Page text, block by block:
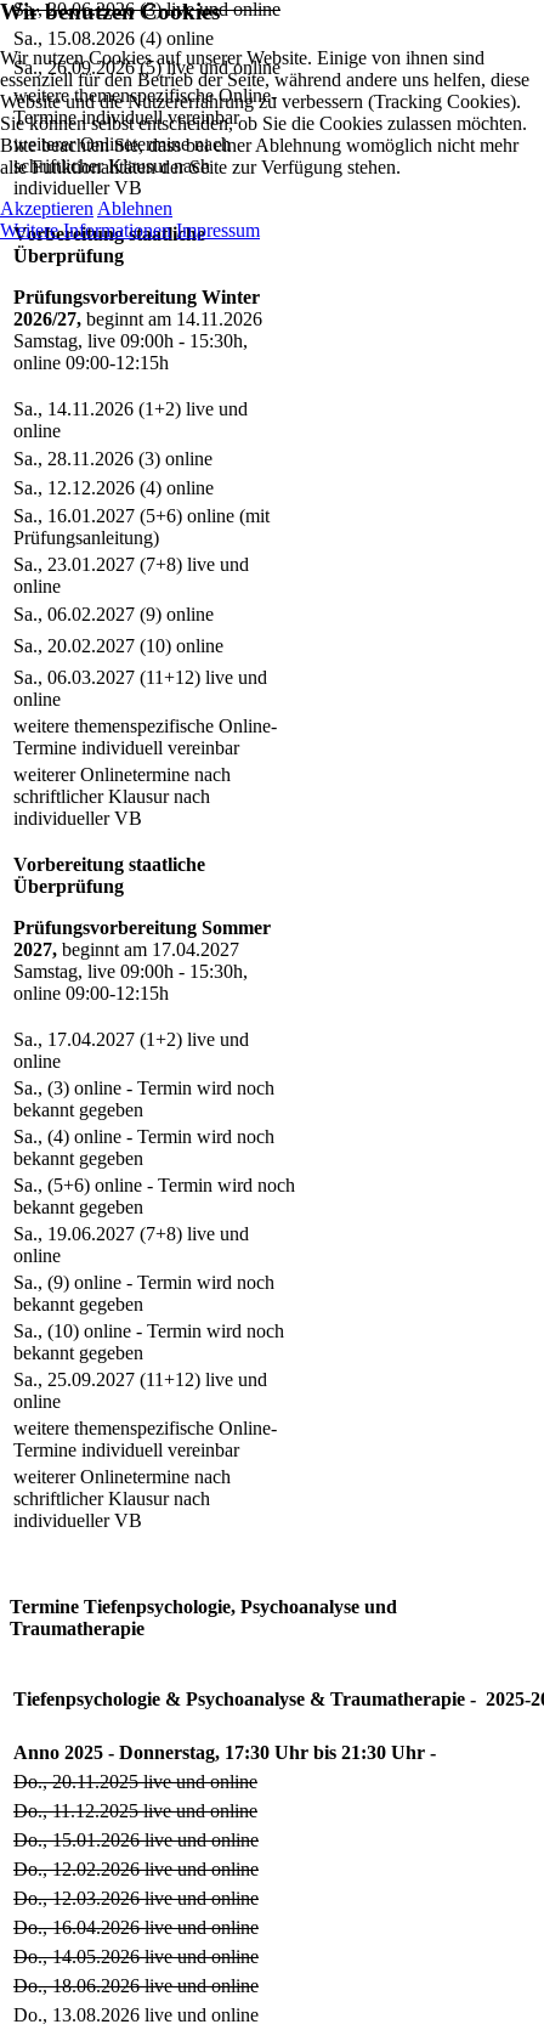
Sa., 20.06.2026 (3) live und online
Sa., 15.08.2026 (4) online
Sa., 26.09.2026 (5) live und online
weitere themenspezifische Online-
Termine individuell vereinbar
weiterer Onlinetermine nach
schriftlicher Klausur nach
individueller VB
Vorbereitung staatliche
Überprüfung
Prüfungsvorbereitung Winter
2026/27, beginnt am 14.11.2026
Samstag, live 09:00h - 15:30h,
online 09:00-12:15h
Sa., 14.11.2026 (1+2) live und
online
Sa., 28.11.2026 (3) online
Sa., 12.12.2026 (4) online
Sa., 16.01.2027 (5+6) online (mit
Prüfungsanleitung)
Sa., 23.01.2027 (7+8) live und
online
Sa., 06.02.2027 (9) online
Sa., 20.02.2027 (10) online
Sa., 06.03.2027 (11+12) live und
online
weitere themenspezifische Online-
Termine individuell vereinbar
weiterer Onlinetermine nach
schriftlicher Klausur nach
individueller VB
Vorbereitung staatliche
Überprüfung
Prüfungsvorbereitung Sommer
2027, beginnt am 17.04.2027
Samstag, live 09:00h - 15:30h,
online 09:00-12:15h
Sa., 17.04.2027 (1+2) live und
online
Sa., (3) online - Termin wird noch
bekannt gegeben
Sa., (4) online - Termin wird noch
bekannt gegeben
Sa., (5+6) online - Termin wird noch
bekannt gegeben
Sa., 19.06.2027 (7+8) live und
online
Sa., (9) online - Termin wird noch
bekannt gegeben
Sa., (10) online - Termin wird noch
bekannt gegeben
Sa., 25.09.2027 (11+12) live und
online
weitere themenspezifische Online-
Termine individuell vereinbar
weiterer Onlinetermine nach
schriftlicher Klausur nach
individueller VB
Termine Tiefenpsychologie, Psychoanalyse und
Traumatherapie
Tiefenpsychologie & Psychoanalyse & Traumatherapie - 2025-
Anno 2025 - Donnerstag, 17:30 Uhr bis 21:30 Uhr -
Do., 20.11.2025 live und online
Do., 11.12.2025 live und online
Do., 15.01.2026 live und online
Do., 12.02.2026 live und online
Do., 12.03.2026 live und online
Do., 16.04.2026 live und online
Do., 14.05.2026 live und online
Do., 18.06.2026 live und online
Do., 13.08.2026 live und online
Wir benutzen Cookies
Wir nutzen Cookies auf unserer Website. Einige von ihnen sind
essenziell für den Betrieb der Seite, während andere uns helfen, diese
Website und die Nutzererfahrung zu verbessern (Tracking Cookies).
Sie können selbst entscheiden, ob Sie die Cookies zulassen möchten.
Bitte beachten Sie, dass bei einer Ablehnung womöglich nicht mehr
alle Funktionalitäten der Seite zur Verfügung stehen.
Akzeptieren Ablehnen
Weitere Informationen Impressum